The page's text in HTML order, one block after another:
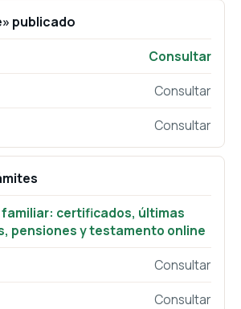
publicado
Consultar
Consultar
Consultar
certificados, últimas
pensiones y testamento online
Consultar
Consultar